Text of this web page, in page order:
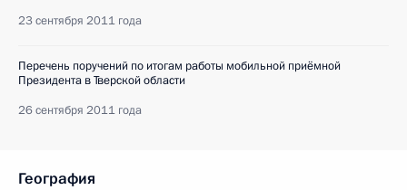
23 сентября 2011 года
Перечень поручений по итогам работы мобильной приёмной
Президента в Тверской области
26 сентября 2011 года
География